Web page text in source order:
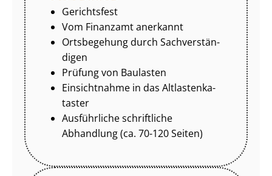
Gerichtsfest
Vom Finanzamt anerkannt
Ortsbegehung durch Sach­ver­stän­
di­gen
Prüfung von Baulasten
Einsichtnahme in das Alt­las­ten­ka­
tas­ter
Ausführliche schriftliche
Abhandlung (ca. 70-120 Seiten)